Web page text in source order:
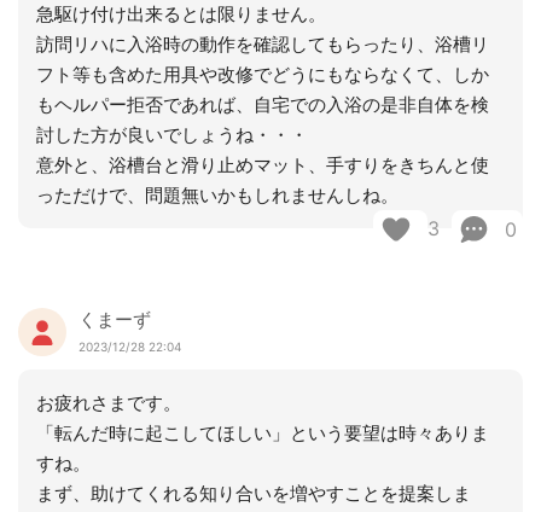
急駆け付け出来るとは限りません。
訪問リハに入浴時の動作を確認してもらったり、浴槽リ
フト等も含めた用具や改修でどうにもならなくて、しか
もヘルパー拒否であれば、自宅での入浴の是非自体を検
討した方が良いでしょうね・・・
意外と、浴槽台と滑り止めマット、手すりをきちんと使
っただけで、問題無いかもしれませんしね。
3 0
くまーず
2023/12/28 22:04
お疲れさまです。
「転んだ時に起こしてほしい」という要望は時々ありま
すね。
まず、助けてくれる知り合いを増やすことを提案しま